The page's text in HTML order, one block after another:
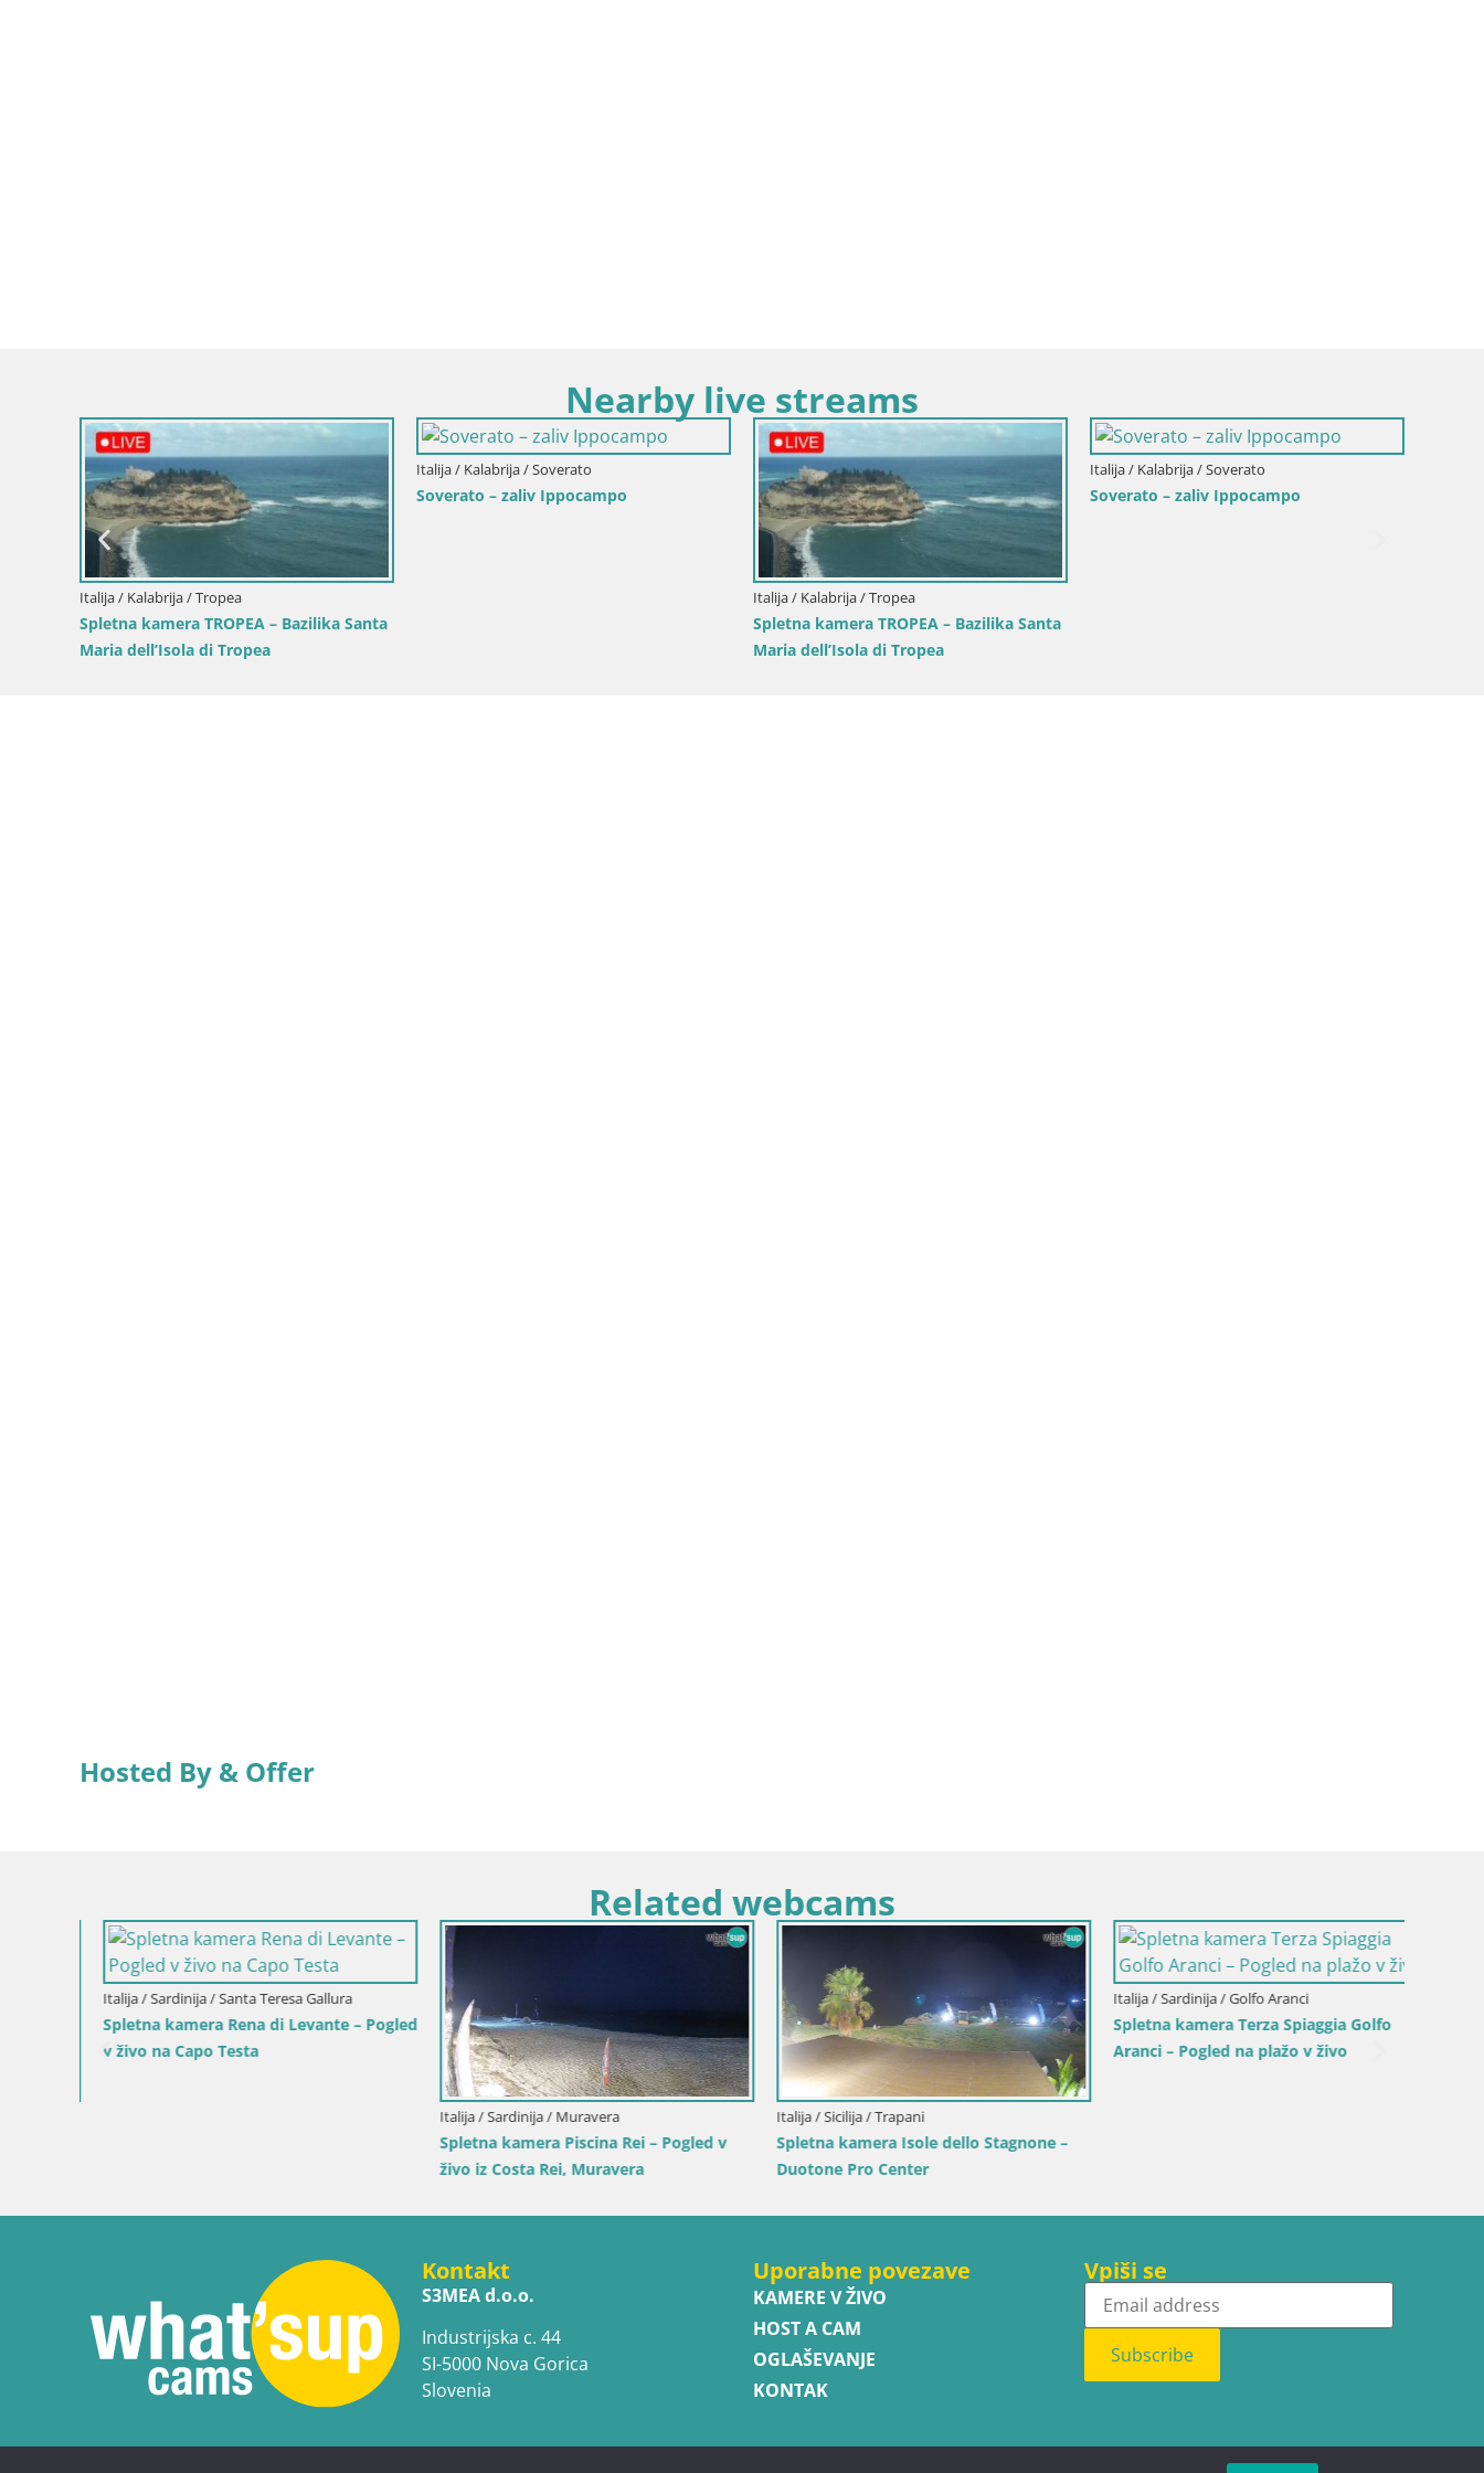
Nearby live streams
Italija / Kalabrija / Tropea
Spletna kamera TROPEA – Bazilika Santa
Maria dell’Isola di Tropea
Italija / Kalabrija / Soverato
Soverato – zaliv Ippocampo
Italija / Kalabrija / Tropea
Spletna kamera TROPEA – Bazilika Santa
Maria dell’Isola di Tropea
Italija / Kalabrija / Soverato
Soverato – zaliv Ippocampo
Hosted By & Offer
Related webcams
Italija / Sicilija / Trapani
Spletna kamera Isole dello Stagnone –
Duotone Pro Center
Italija / Sardinija / Golfo Aranci
Spletna kamera Terza Spiaggia Golfo
Aranci – Pogled na plažo v živo
Kontakt
S3MEA d.o.o.
Industrijska c. 44
SI-5000 Nova Gorica
Slovenia
Uporabne povezave
KAMERE V ŽIVO
HOST A CAM
OGLAŠEVANJE
KONTAK
Vpiši se
Subscribe